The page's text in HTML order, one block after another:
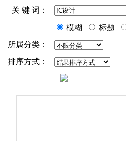
关 键 词：
模糊 标题
所属分类：
排序方式：